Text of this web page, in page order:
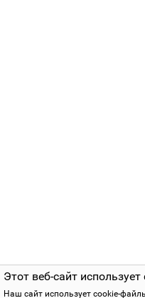
Этот веб-сайт
Наш сайт использует cookie-